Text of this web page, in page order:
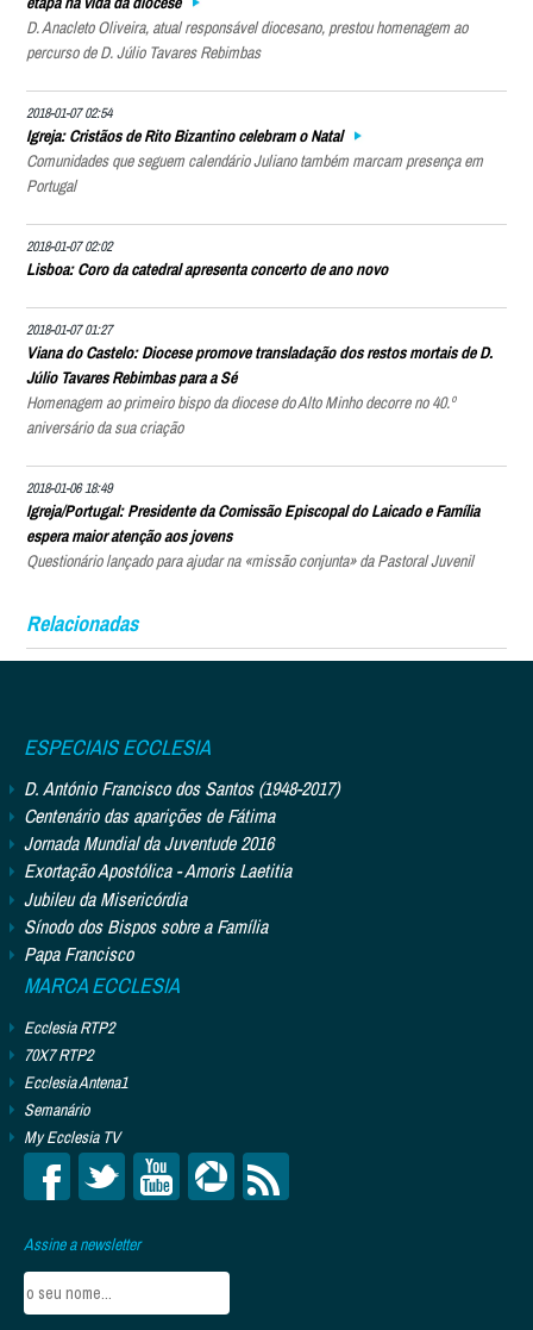
D. Anacleto Oliveira, atual responsável diocesano, prestou homenagem ao
percurso de D. Júlio Tavares Rebimbas
2018-01-07 02:54
Igreja: Cristãos de Rito Bizantino celebram o Natal
Comunidades que seguem calendário Juliano também marcam presença em
Portugal
2018-01-07 02:02
Lisboa: Coro da catedral apresenta concerto de ano novo
2018-01-07 01:27
Viana do Castelo: Diocese promove transladação dos restos mortais de D.
Júlio Tavares Rebimbas para a Sé
Homenagem ao primeiro bispo da diocese do Alto Minho decorre no 40.º
aniversário da sua criação
2018-01-06 18:49
Igreja/Portugal: Presidente da Comissão Episcopal do Laicado e Família
espera maior atenção aos jovens
Questionário lançado para ajudar na «missão conjunta» da Pastoral Juvenil
Relacionadas
ESPECIAIS ECCLESIA
D. António Francisco dos Santos (1948-2017)
Centenário das aparições de Fátima
Jornada Mundial da Juventude 2016
Exortação Apostólica - Amoris Laetitia
Jubileu da Misericórdia
Sínodo dos Bispos sobre a Família
Papa Francisco
MARCA ECCLESIA
Ecclesia RTP2
70X7 RTP2
Ecclesia Antena1
Semanário
My Ecclesia TV
Assine a newsletter